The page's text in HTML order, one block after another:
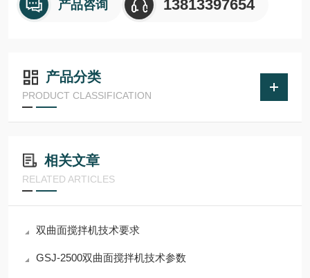
产品咨询 13813397654
产品分类
PRODUCT CLASSIFICATION
相关文章
RELATED ARTICLES
双曲面搅拌机技术要求
GSJ-2500双曲面搅拌机技术参数